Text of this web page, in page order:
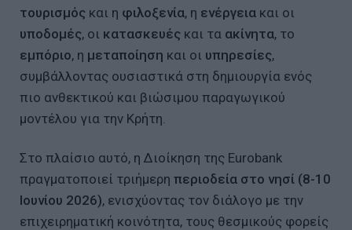
τουρισμός και η φιλοξενία, η ενέργεια και οι
υποδομές, οι κατασκευές και τα ακίνητα, το
εμπόριο, η μεταποίηση και οι υπηρεσίες,
συμβάλλοντας ουσιαστικά στη δημιουργία ενός
πιο ανθεκτικού και βιώσιμου παραγωγικού
μοντέλου για την Κρήτη.
Στο πλαίσιο αυτό, η Διοίκηση της Eurobank
πραγματοποιεί τριήμερη περιοδεία στο νησί (8-10
Ιουνίου 2026), ενισχύοντας τον διάλογο με την
επιχειρηματική κοινότητα, τους θεσμικούς φορείς